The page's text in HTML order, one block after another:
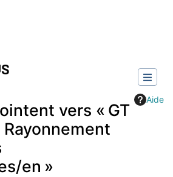
Aide
vers « GT
en »